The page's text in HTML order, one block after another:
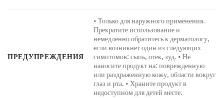
ПРЕДУПРЕЖДЕНИЯ
• Только для наружного применения.
Прекратите использование и
немедленно обратитесь к дерматологу,
если возникнет один из следующих
симптомов: сыпь, отек, зуд. • Не
наносите продукт на: поврежденную
или раздраженную кожу, области вокруг
глаз и рта. • Храните продукт в
недоступном для детей месте.